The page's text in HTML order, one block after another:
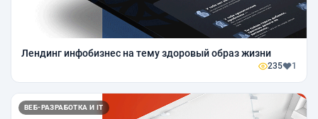
Лендинг инфобизнес на тему здоровый образ жизни
235 1
ВЕБ-РАЗРАБОТКА И IT